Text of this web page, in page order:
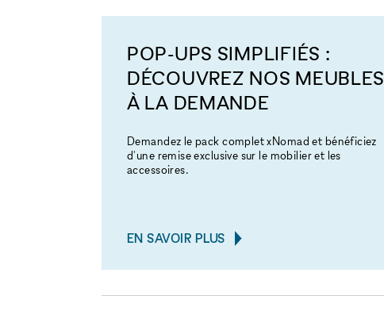
POP-UPS SIMPLIFIÉS :
DÉCOUVREZ NOS MEUBLES
À LA DEMANDE
Demandez le pack complet xNomad et bénéficiez
d'une remise exclusive sur le mobilier et les
accessoires.
EN SAVOIR PLUS